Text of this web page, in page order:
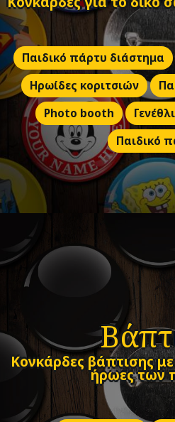
Παιδικό πάρτυ διάστημα
Ηρωίδες κοριτσιών
Photo booth
Παιδικό
Κονκάρδες βάπτισης
ήρωες των